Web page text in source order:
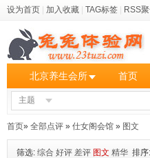
设为首页 加入收藏 TAG标签 RSS
北京养生会所 首页
主题
首页» 全部点评 » 仕女阁会馆 » 图文
筛选: 综合 好评 差评 图文 精华 排序: